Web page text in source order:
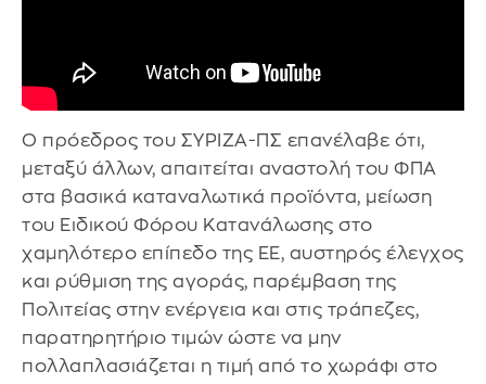
Ο πρόεδρος του ΣΥΡΙΖΑ-ΠΣ επανέλαβε ότι,
μεταξύ άλλων, απαιτείται αναστολή του ΦΠΑ
στα βασικά καταναλωτικά προϊόντα, μείωση
του Ειδικού Φόρου Κατανάλωσης στο
χαμηλότερο επίπεδο της ΕΕ, αυστηρός έλεγχος
και ρύθμιση της αγοράς, παρέμβαση της
Πολιτείας στην ενέργεια και στις τράπεζες,
παρατηρητήριο τιμών ώστε να μην
πολλαπλασιάζεται η τιμή από το χωράφι στο